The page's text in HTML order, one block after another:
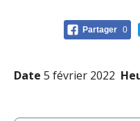
Partager 0
Date 5 février 2022